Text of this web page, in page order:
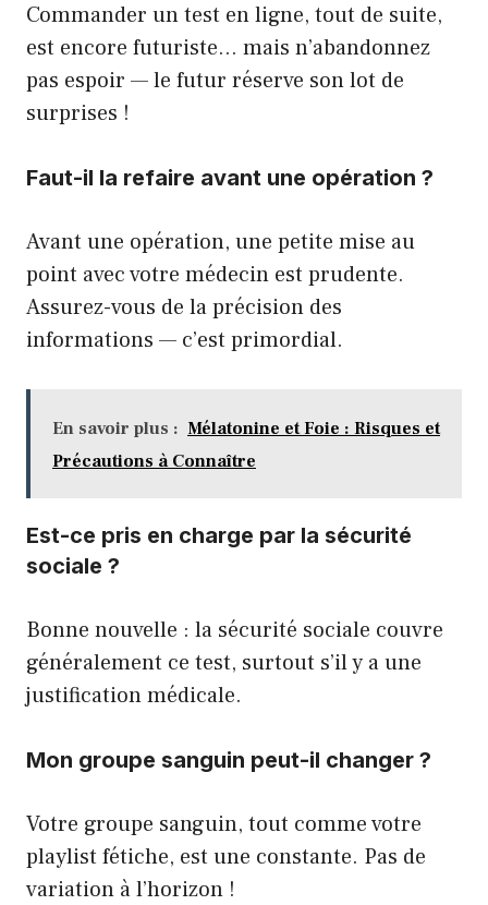
Commander un test en ligne, tout de suite,
est encore futuriste… mais n’abandonnez
pas espoir — le futur réserve son lot de
surprises !
Faut-il la refaire avant une opération ?
Avant une opération, une petite mise au
point avec votre médecin est prudente.
Assurez-vous de la précision des
informations — c’est primordial.
En savoir plus : Mélatonine et Foie : Risques et
Précautions à Connaître
Est-ce pris en charge par la sécurité
sociale ?
Bonne nouvelle : la sécurité sociale couvre
généralement ce test, surtout s’il y a une
justification médicale.
Mon groupe sanguin peut-il changer ?
Votre groupe sanguin, tout comme votre
playlist fétiche, est une constante. Pas de
variation à l’horizon !